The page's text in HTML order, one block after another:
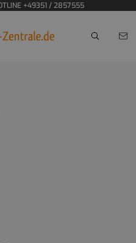
+49351 / 2857555